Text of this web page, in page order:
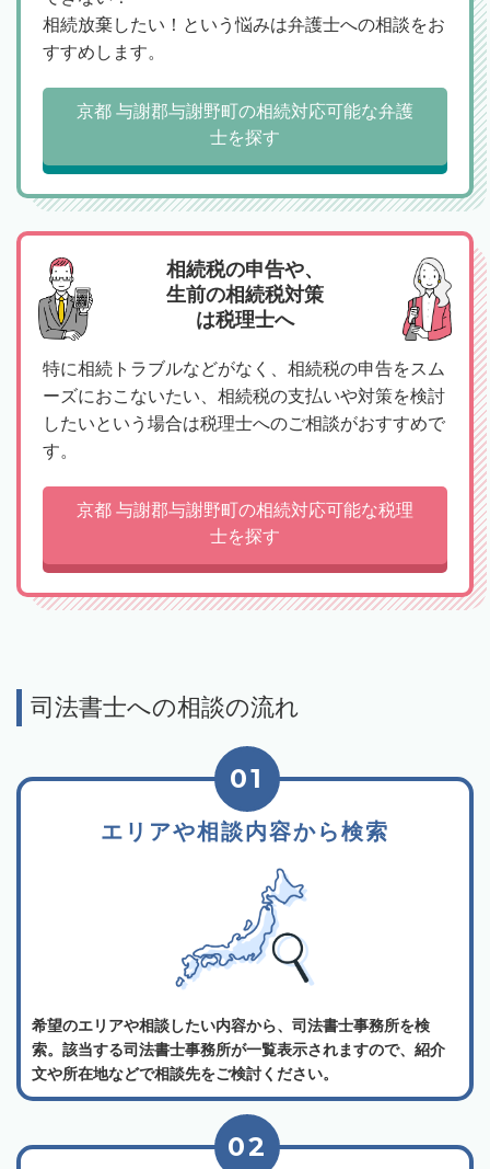
相続放棄したい！という悩みは弁護士への相談をお
すすめします。
京都 与謝郡与謝野町の相続対応可能な弁護
士を探す
相続税の申告や、
生前の相続税対策
は税理士へ
特に相続トラブルなどがなく、相続税の申告をスム
ーズにおこないたい、相続税の支払いや対策を検討
したいという場合は税理士へのご相談がおすすめで
す。
京都 与謝郡与謝野町の相続対応可能な税理
士を探す
司法書士への相談の流れ
エリアや相談内容から検索
01
希望のエリアや相談したい内容から、司法書士事務所を検
索。該当する司法書士事務所が一覧表示されますので、紹介
文や所在地などで相談先をご検討ください。
02